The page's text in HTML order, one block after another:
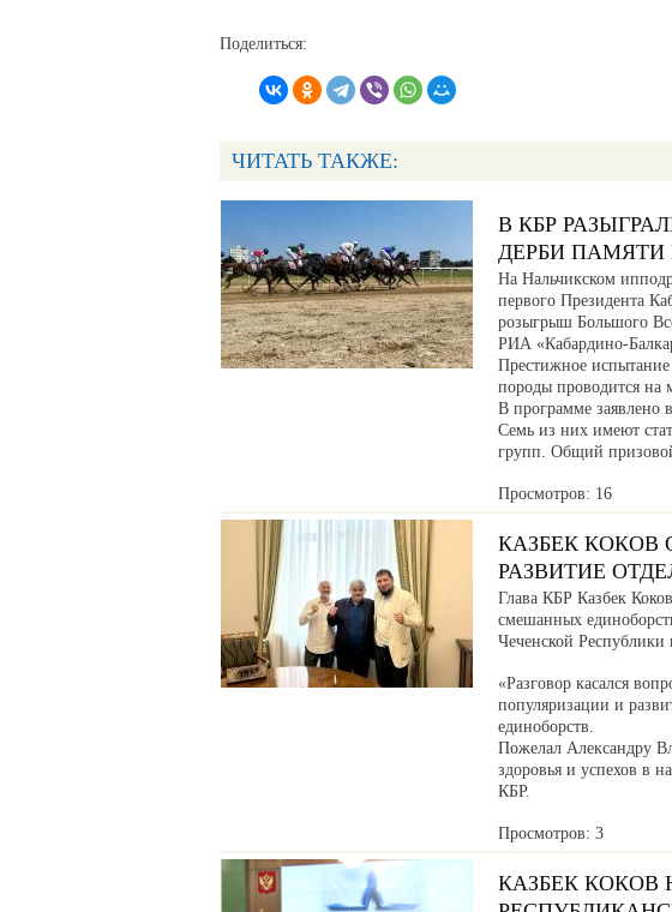
Поделиться:
ЧИТАТЬ ТАКЖЕ:
В КБР
ДЕРБИ ПАМЯТИ
На Нальчикском
первого Президента
розыгрыш Большого
РИА «Кабардино-
Престижное испытание
породы проводится на
В программе заявлено
Семь из них имеют
групп. Общий
Просмотров: 16
КАЗБЕК КОКОВ
РАЗВИТИЕ
Глава КБР Казбек
смешанных
Чеченской
«Разговор касался
популяризации и
единоборств.
Пожелал Александру
здоровья и успехов в
КБР.
Просмотров: 3
КАЗБЕК